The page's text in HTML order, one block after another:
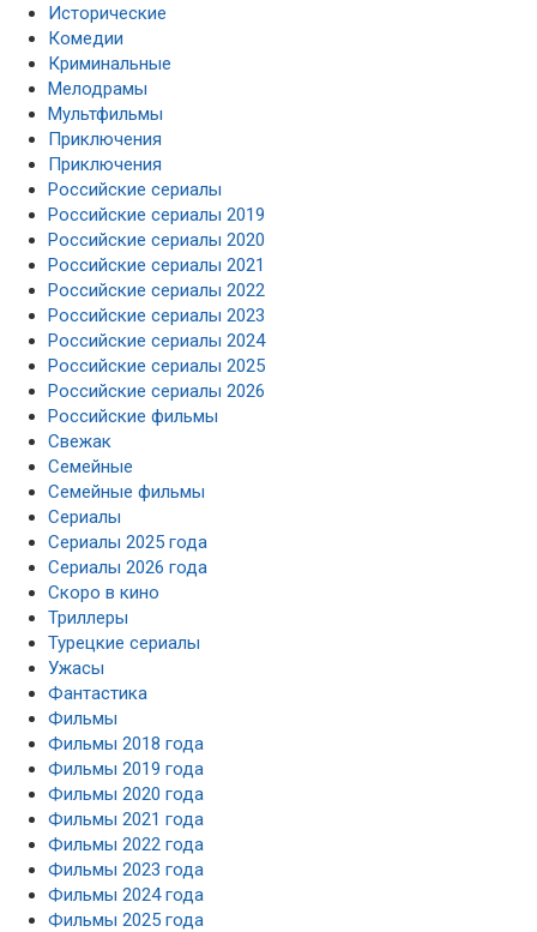
Исторические
Комедии
Криминальные
Мелодрамы
Мультфильмы
Приключения
Приключения
Российские сериалы
Российские сериалы 2019
Российские сериалы 2020
Российские сериалы 2021
Российские сериалы 2022
Российские сериалы 2023
Российские сериалы 2024
Российские сериалы 2025
Российские сериалы 2026
Российские фильмы
Свежак
Семейные
Семейные фильмы
Сериалы
Сериалы 2025 года
Сериалы 2026 года
Скоро в кино
Триллеры
Турецкие сериалы
Ужасы
Фантастика
Фильмы
Фильмы 2018 года
Фильмы 2019 года
Фильмы 2020 года
Фильмы 2021 года
Фильмы 2022 года
Фильмы 2023 года
Фильмы 2024 года
Фильмы 2025 года